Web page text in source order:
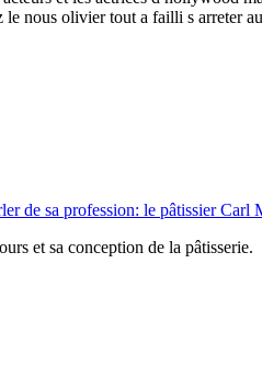
nous olivier tout a failli s arreter
sa profession: le pâtissier Carl
et sa conception de la pâtisserie.